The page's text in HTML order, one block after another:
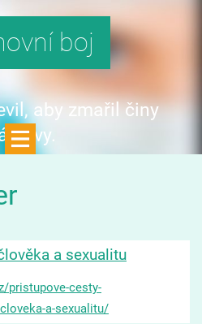
boj
aby zmařil činy
a sexualitu
pristupove-cesty-
a-sexualitu/